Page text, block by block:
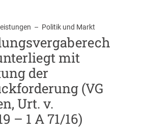
  –
Politik und Markt
mit
der
(VG
Urt. v.
– 1 A 71/16)